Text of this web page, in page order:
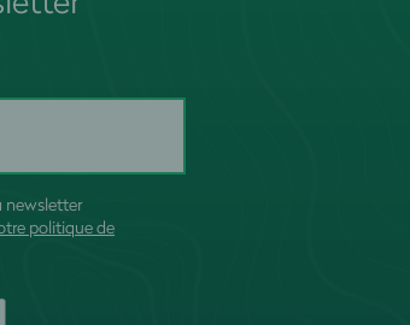
newsletter
politique de